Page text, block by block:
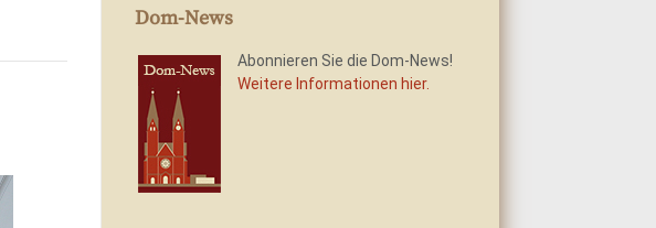
Dom-News
Abonnieren Sie die Dom-News!
Weitere Informationen hier.